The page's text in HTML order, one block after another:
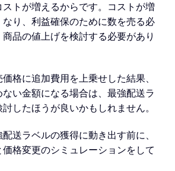
トが増えるからです。コストが増
なり、利益確保のために数を売る必
品の値上げを検討する必要があり
格に追加費用を上乗せした結果、
い金額になる場合は、最強配送ラ
したほうが良いかもしれません。
送ラベルの獲得に動き出す前に、
格変更のシミュレーションをして